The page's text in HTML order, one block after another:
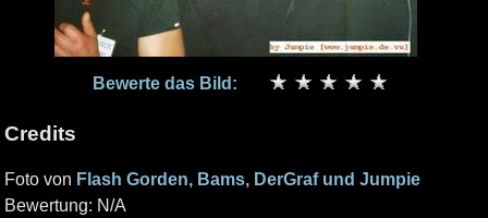
Bewerte das Bild:
Credits
Foto von Flash Gorden, Bams, DerGraf und Jumpie
Bewertung: N/A